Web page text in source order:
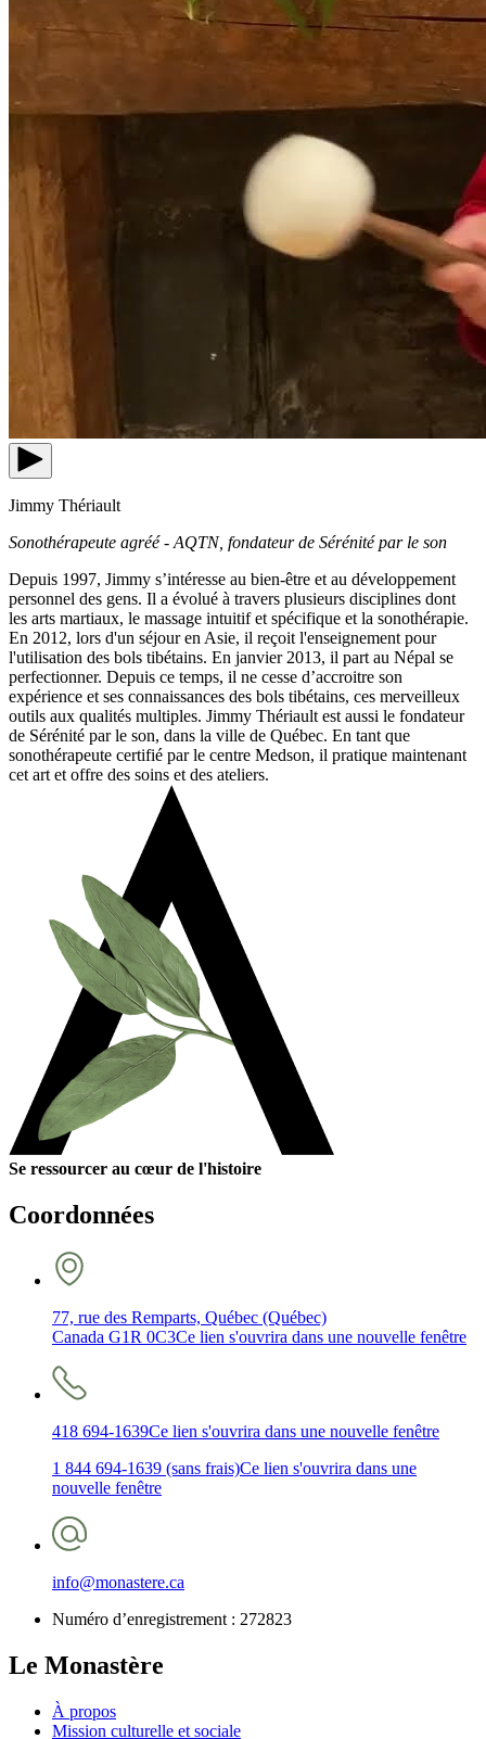
Jimmy Thériault
Sonothérapeute agréé - AQTN, fondateur de Sérénité par le son
Depuis 1997, Jimmy s’intéresse au bien-être et au développement
personnel des gens. Il a évolué à travers plusieurs disciplines dont
les arts martiaux, le massage intuitif et spécifique et la sonothérapie.
En 2012, lors d'un séjour en Asie, il reçoit l'enseignement pour
l'utilisation des bols tibétains. En janvier 2013, il part au Népal se
perfectionner. Depuis ce temps, il ne cesse d’accroitre son
expérience et ses connaissances des bols tibétains, ces merveilleux
outils aux qualités multiples. Jimmy Thériault est aussi le fondateur
de Sérénité par le son, dans la ville de Québec. En tant que
sonothérapeute certifié par le centre Medson, il pratique maintenant
cet art et offre des soins et des ateliers.
Se ressourcer au cœur de l'histoire
Coordonnées
77, rue des Remparts, Québec (Québec)
Canada G1R 0C3Ce lien s'ouvrira dans une nouvelle fenêtre
418 694-1639Ce lien s'ouvrira dans une nouvelle fenêtre
1 844 694-1639 (sans frais)Ce lien s'ouvrira dans une
nouvelle fenêtre
info@monastere.ca
Numéro d’enregistrement : 272823
Le Monastère
À propos
Mission culturelle et sociale